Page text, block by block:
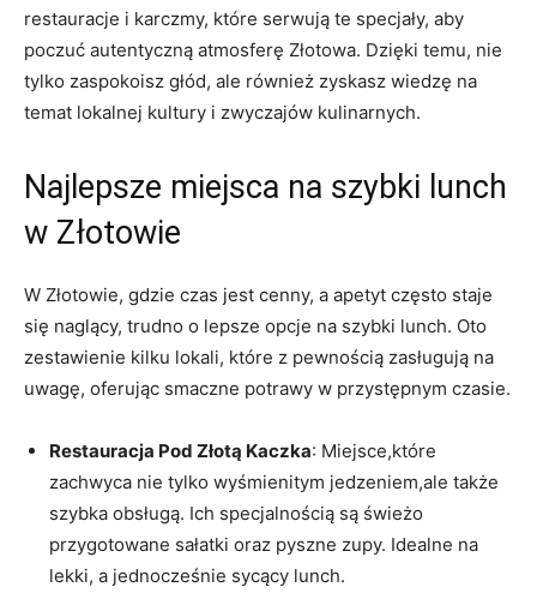
restauracje i karczmy, które serwują te specjały, aby
poczuć autentyczną atmosferę Złotowa. Dzięki temu, nie
tylko zaspokoisz głód, ale również zyskasz wiedzę na
temat lokalnej kultury i zwyczajów kulinarnych.
Najlepsze miejsca na szybki lunch
w Złotowie
W Złotowie, gdzie czas jest cenny, a apetyt często staje
się naglący, trudno o lepsze opcje na szybki lunch. Oto
zestawienie kilku lokali, które z pewnością zasługują na
uwagę, oferując smaczne potrawy w przystępnym czasie.
Restauracja Pod Złotą Kaczka: Miejsce,które
zachwyca nie tylko wyśmienitym jedzeniem,ale także
szybka obsługą. Ich specjalnością są świeżo
przygotowane sałatki oraz pyszne zupy. Idealne na
lekki, a jednocześnie sycący lunch.